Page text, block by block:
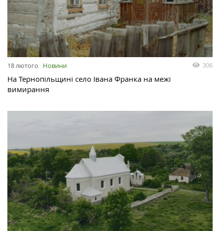
18 лютого Новини 306
На Тернопільщині село Iвана Франка на межі
вимирання